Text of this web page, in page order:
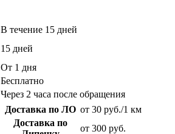
В течение 15 дней
15 дней
От 1 дня
Бесплатно
Через 2 часа после обращения
Доставка по ЛО от 30 руб./1 км
Доставка по
от 300 руб.